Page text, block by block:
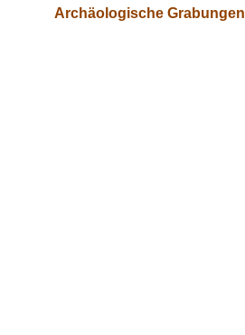
Archäologische Grabungen